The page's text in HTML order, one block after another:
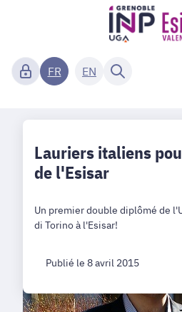
FR EN
Lauriers italiens
de l'Esisar
Un premier double diplômé de
di Torino à l'Esisar!
Publié le 8 avril 2015